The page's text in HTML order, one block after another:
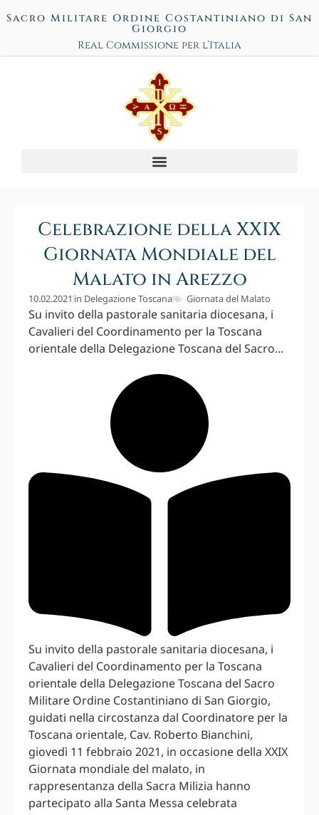
Sacro Militare Ordine Costantiniano di San
Giorgio
Real Commissione per l’Italia
Celebrazione della XXIX
Giornata Mondiale del
Malato in Arezzo
10.02.2021 in Delegazione Toscana Giornata del Malato
Su invito della pastorale sanitaria diocesana, i
Cavalieri del Coordinamento per la Toscana
orientale della Delegazione Toscana del Sacro...
Su invito della pastorale sanitaria diocesana, i
Cavalieri del Coordinamento per la Toscana
orientale della Delegazione Toscana del Sacro
Militare Ordine Costantiniano di San Giorgio,
guidati nella circostanza dal Coordinatore per la
Toscana orientale, Cav. Roberto Bianchini,
giovedì 11 febbraio 2021, in occasione della XXIX
Giornata mondiale del malato, in
rappresentanza della Sacra Milizia hanno
partecipato alla Santa Messa celebrata